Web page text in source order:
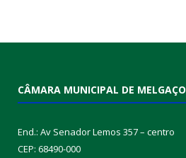
CÂMARA MUNICIPAL DE MELGAÇO
End.: Av Senador Lemos 357 – centro
CEP: 68490-000